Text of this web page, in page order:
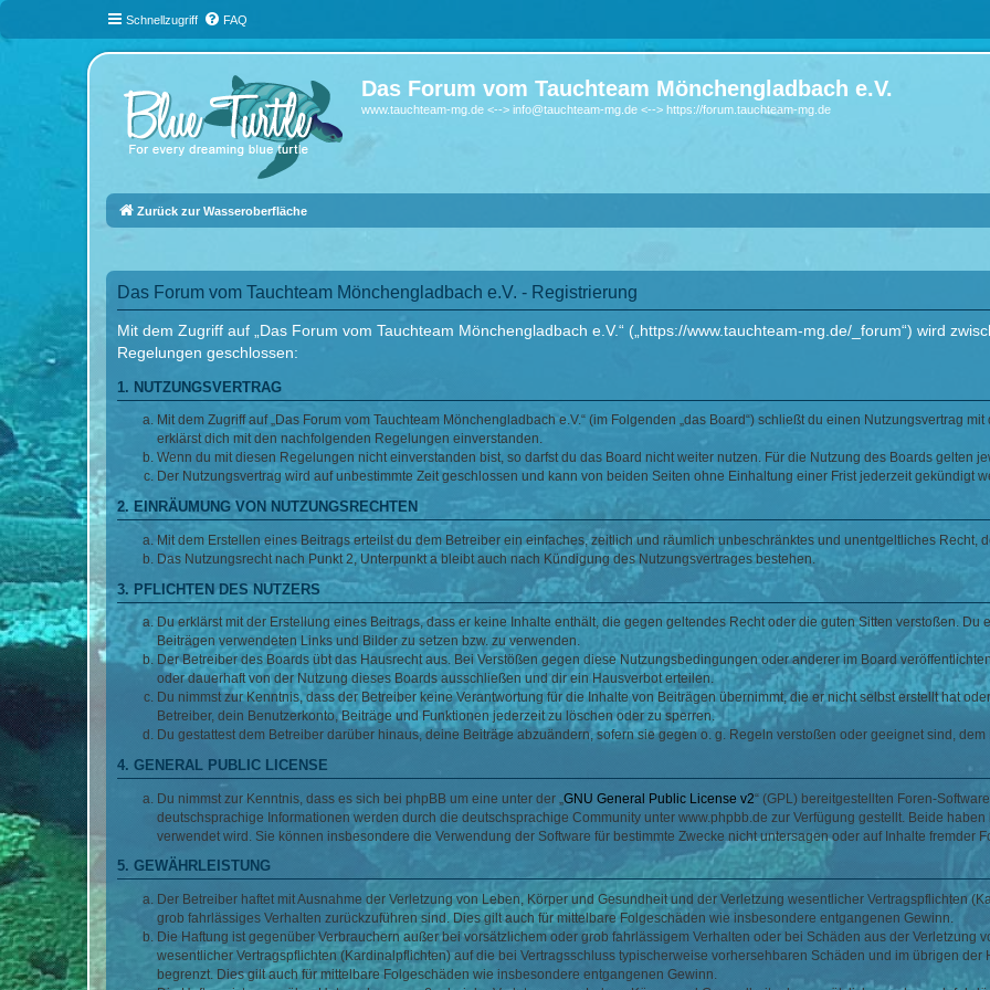
Schnellzugriff FAQ
Das Forum vom Tauchteam Mönchengladbach e.V.
www.tauchteam-mg.de <--> info@tauchteam-mg.de <--> https://forum.tauchteam-mg.de
Zurück zur Wasseroberfläche
Das Forum vom Tauchteam Mönchengladbach e.V. - Registrierung
Mit dem Zugriff auf „Das Forum vom Tauchteam Mönchengladbach e.V.“ („https://www.tauchteam-mg.de/_forum“) wird
Regelungen geschlossen:
1. NUTZUNGSVERTRAG
Mit dem Zugriff auf „Das Forum vom Tauchteam Mönchengladbach e.V.“ (im Folgenden „das Board“) schließt du einen Nutzungsvertrag
erklärst dich mit den nachfolgenden Regelungen einverstanden.
Wenn du mit diesen Regelungen nicht einverstanden bist, so darfst du das Board nicht weiter nutzen. Für die Nutzung des Boards gelten
Der Nutzungsvertrag wird auf unbestimmte Zeit geschlossen und kann von beiden Seiten ohne Einhaltung einer Frist jederzeit gekündigt
2. EINRÄUMUNG VON NUTZUNGSRECHTEN
Mit dem Erstellen eines Beitrags erteilst du dem Betreiber ein einfaches, zeitlich und räumlich unbeschränktes und unentgeltliches Recht,
Das Nutzungsrecht nach Punkt 2, Unterpunkt a bleibt auch nach Kündigung des Nutzungsvertrages bestehen.
3. PFLICHTEN DES NUTZERS
Du erklärst mit der Erstellung eines Beitrags, dass er keine Inhalte enthält, die gegen geltendes Recht oder die guten Sitten verstoßen.
Beiträgen verwendeten Links und Bilder zu setzen bzw. zu verwenden.
Der Betreiber des Boards übt das Hausrecht aus. Bei Verstößen gegen diese Nutzungsbedingungen oder anderer im Board
oder dauerhaft von der Nutzung dieses Boards ausschließen und dir ein Hausverbot erteilen.
Du nimmst zur Kenntnis, dass der Betreiber keine Verantwortung für die Inhalte von Beiträgen übernimmt, die er nicht selbst erstellt hat
Betreiber, dein Benutzerkonto, Beiträge und Funktionen jederzeit zu löschen oder zu sperren.
Du gestattest dem Betreiber darüber hinaus, deine Beiträge abzuändern, sofern sie gegen o. g. Regeln verstoßen oder geeignet sind,
4. GENERAL PUBLIC LICENSE
Du nimmst zur Kenntnis, dass es sich bei phpBB um eine unter der „ GNU General Public License v2“ (GPL) bereitgestellten Foren-
deutschsprachige Informationen werden durch die deutschsprachige Community unter www.phpbb.de zur Verfügung gestellt. Beide
verwendet wird. Sie können insbesondere die Verwendung der Software für bestimmte Zwecke nicht untersagen oder auf Inhalte fremder
5. GEWÄHRLEISTUNG
Der Betreiber haftet mit Ausnahme der Verletzung von Leben, Körper und Gesundheit und der Verletzung wesentlicher Vertragspflichten
grob fahrlässiges Verhalten zurückzuführen sind. Dies gilt auch für mittelbare Folgeschäden wie insbesondere entgangenen Gewinn.
Die Haftung ist gegenüber Verbrauchern außer bei vorsätzlichem oder grob fahrlässigem Verhalten oder bei Schäden aus der Verletzung
wesentlicher Vertragspflichten (Kardinalpflichten) auf die bei Vertragsschluss typischerweise vorhersehbaren Schäden und im übrigen
begrenzt. Dies gilt auch für mittelbare Folgeschäden wie insbesondere entgangenen Gewinn.